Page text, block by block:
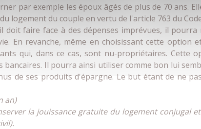
par exemple les époux âgés de plus de 70 ans.
logement du couple en vertu de l'article 763 du
faire face à des dépenses imprévues, il
En revanche, même en choisissant cette
qui, dans ce cas, sont nu-propriétaires. Cette
bancaires. Il pourra ainsi utiliser comme bon lui
de ses produits d'épargne. Le but étant de ne
an)
la jouissance gratuite du logement conjugal